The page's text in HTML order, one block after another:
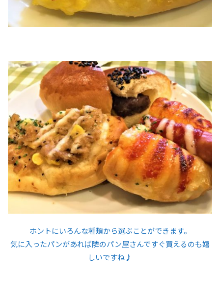
ホントにいろんな種類から選ぶことができます。
気に入ったパンがあれば隣のパン屋さんですぐ買えるのも嬉
しいですね♪